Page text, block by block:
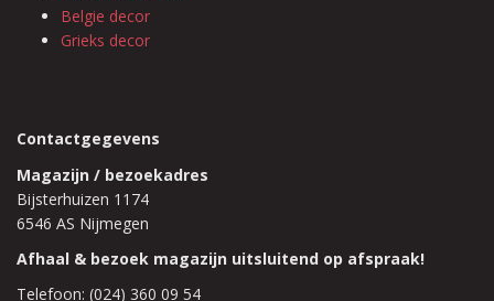
Belgie decor
Grieks decor
Contactgegevens
Magazijn / bezoekadres
Bijsterhuizen 1174
6546 AS Nijmegen
Afhaal & bezoek magazijn uitsluitend op afspraak!
Telefoon: (024) 360 09 54